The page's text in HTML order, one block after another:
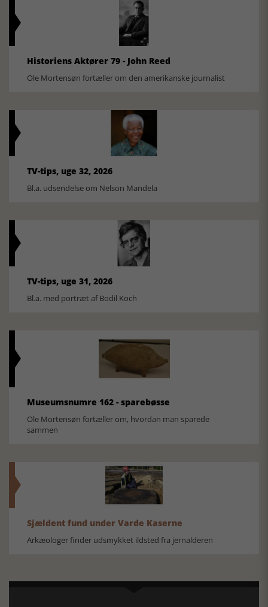
Historiens Aktører 79 - John Reed
Ole Mortensøn fortæller om den amerikanske journalist
TV-tips, uge 32, 2026
Bl.a. udsendelse om Nelson Mandela
TV-tips, uge 31, 2026
Bl.a. med portræt af Bodil Koch
Museumsnumre 162 - sparebøsse
Ole Mortensøn fortæller om, hvordan man sparede
sammen
Sjældent fund under Varde Kaserne
Arkæologer finder udsmykket ildsted fra jernalderen